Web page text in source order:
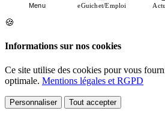
Menu eGuichet/Emploi
🍪
Informations sur nos cookies
Ce site utilise des cookies pour vous
optimale. Mentions légales et RGPD
Personnaliser Tout accepter